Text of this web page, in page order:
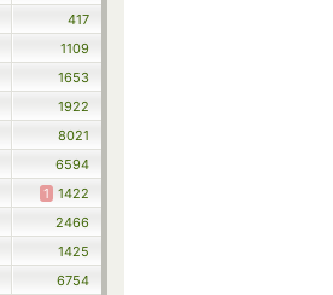
417
1109
1653
1922
8021
6594
1 1422
2466
1425
6754